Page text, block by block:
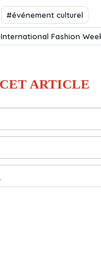
#événement culturel
Fashion